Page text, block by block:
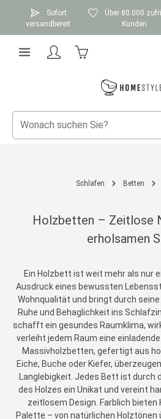
Zum Hauptinhalt springen
Sofort
versandbereit
Über 80.000
Kunden
Schlafen Betten
Holzbetten – Zeitlose
erholsamen
Ein Holzbett ist weit mehr als nur
Ausdruck eines bewussten
Wohnqualität und bringt durch
Ruhe und Behaglichkeit ins
schafft ein gesundes Raumklima,
verleiht jedem Raum eine
Massivholzbetten, gefertigt aus
Eiche, Buche oder Kiefer,
Langlebigkeit. Jedes Bett ist durch
des Holzes ein Unikat und vereint
zeitlosem Design. Farblich
Palette – von natürlichen Holztönen